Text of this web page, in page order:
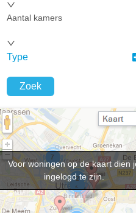
Aantal kamers
Type
Zoek
Voor woningen op de kaart dien
ingelogd te zijn.